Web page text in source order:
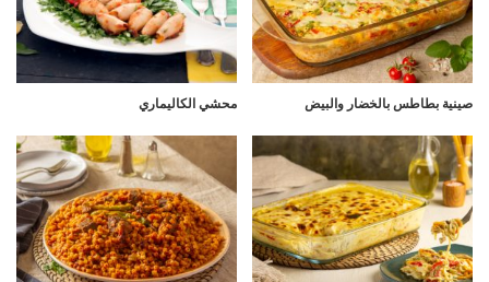
صينية بطاطس بالخضار والبيض محشي الكاليماري